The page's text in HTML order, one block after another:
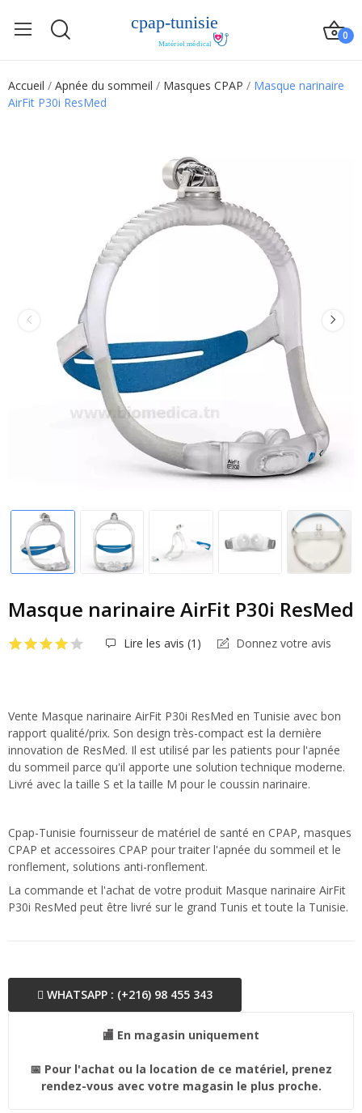
0
Accueil Apnée du sommeil Masques CPAP
Masque narinaire
AirFit P30i ResMed
Masque narinaire AirFit P30i ResMed
Lire les avis (1 ) Donnez votre avis
Vente Masque narinaire AirFit P30i ResMed en Tunisie avec bon
rapport qualité/prix. Son design très-compact est la dernière
innovation de ResMed. Il est utilisé par les patients pour l'apnée
du sommeil parce qu'il apporte une solution technique moderne.
Livré avec la taille S et la taille M pour le coussin narinaire.
Cpap-Tunisie fournisseur de matériel de santé en CPAP, masques
CPAP et accessoires CPAP pour traiter l'apnée du sommeil et le
ronflement, solutions anti-ronflement.
La commande et l'achat de votre produit Masque narinaire AirFit
P30i ResMed peut être livré sur le grand Tunis et toute la Tunisie.
WHATSAPP : (+216) 98 455 343
🏬 En magasin uniquement
📅 Pour l'achat ou la location de ce matériel, prenez
rendez-vous avec votre magasin le plus proche.